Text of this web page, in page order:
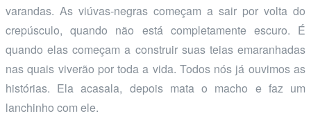
varandas. As viúvas-negras começam a sair por volta do
crepúsculo, quando não está completamente escuro. É
quando elas começam a construir suas teias emaranhadas
nas quais viverão por toda a vida. Todos nós já ouvimos as
histórias. Ela acasala, depois mata o macho e faz um
lanchinho com ele.